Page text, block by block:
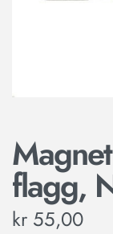
flagg,
kr 55,00